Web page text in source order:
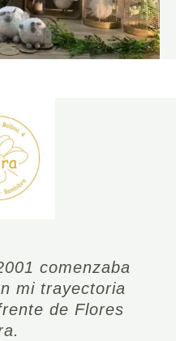
comenzaba
mi trayectoria
de Flores